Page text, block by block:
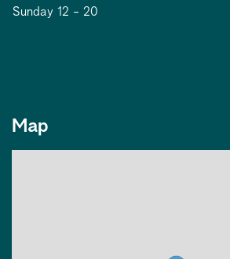
Sunday 12 - 20
Map